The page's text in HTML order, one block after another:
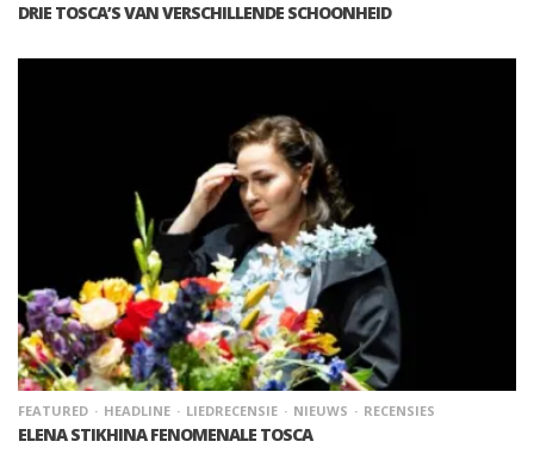
DRIE TOSCA’S VAN VERSCHILLENDE SCHOONHEID
FEATURED HEADLINE LIEDRECENSIE NIEUWS RECENSIES
ELENA STIKHINA FENOMENALE TOSCA